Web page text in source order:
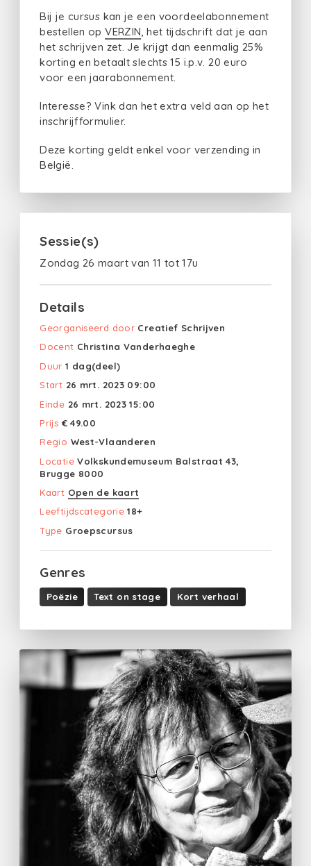
Bij je cursus kan je een voordeelabonnement
bestellen opVERZIN, het tijdschrift dat je aan
het schrijven zet. Je krijgt dan eenmalig 25%
korting en betaalt slechts 15 i.p.v. 20 euro
voor een jaarabonnement.
Interesse? Vink dan het extra veld aan op het
inschrijfformulier.
Deze korting geldt enkel voor verzending in
België.
Sessie(s)
Zondag 26 maart van 11 tot 17u
Details
Georganiseerd door Creatief Schrijven
Docent Christina Vanderhaeghe
Duur 1 dag(deel)
Start 26 mrt. 2023 09:00
Einde 26 mrt. 2023 15:00
Prijs € 49.00
Regio West-Vlaanderen
Locatie Volkskundemuseum Balstraat 43,
Brugge 8000
Kaart Open de kaart
Leeftijdscategorie 18+
Type Groepscursus
Genres
Poëzie Text on stage Kort verhaal